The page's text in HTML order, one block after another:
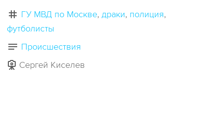
ГУ МВД по Москве драки полиция
футболисты
Происшествия
Сергей Киселев